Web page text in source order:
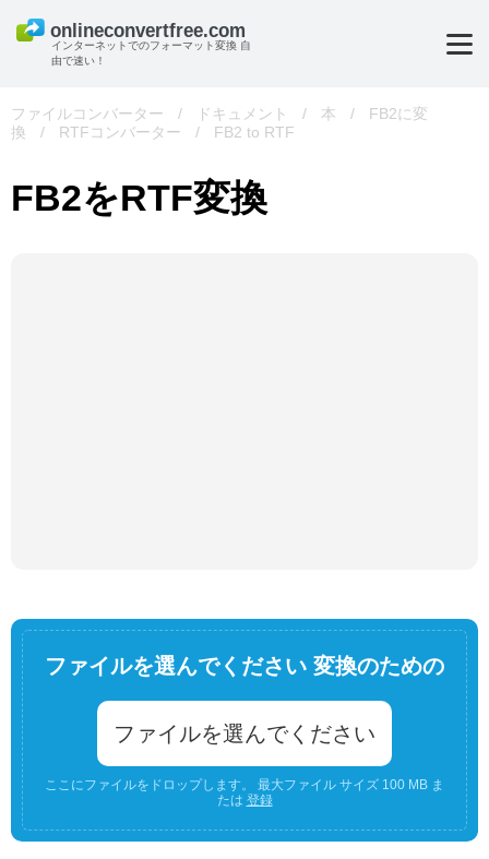
インターネットでのフォーマット変換 自
由で速い！
ファイルコンバーター / ドキュメント / 本 /
FB2に変
換
/ RTFコンバーター / FB2 to RTF
FB2をRTF変換
ファイルを選んでください 変換のための
ファイルを選んでください
ここにファイルをドロップします。 最大ファイル サイズ 100 MB ま
たは 登録